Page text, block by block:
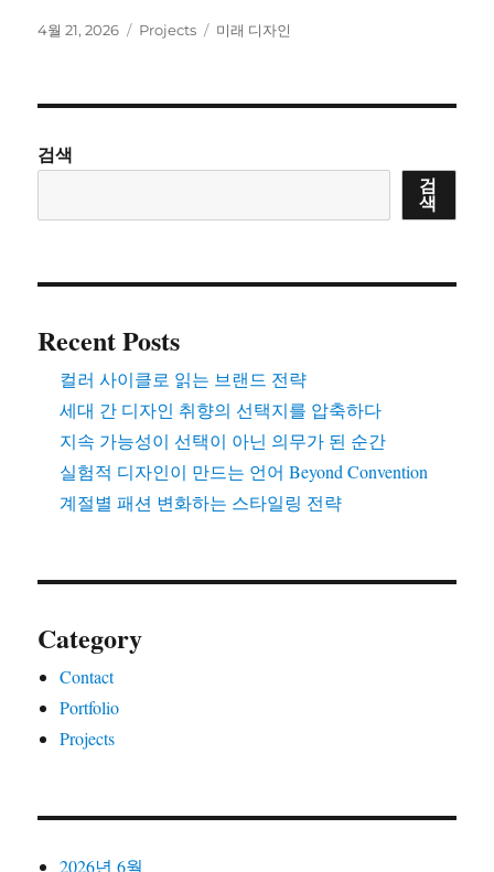
작
4월 21, 2026
카
Projects
태
미래 디자인
검색
검
색
Recent Posts
컬러 사이클로 읽는 브랜드 전략
세대 간 디자인 취향의 선택지를 압축하다
지속 가능성이 선택이 아닌 의무가 된 순간
실험적 디자인이 만드는 언어 Beyond Convention
계절별 패션 변화하는 스타일링 전략
Category
Contact
Portfolio
Projects
2026년 6월